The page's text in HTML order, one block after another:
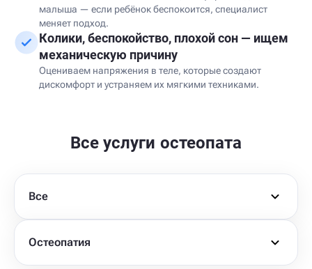
малыша — если ребёнок беспокоится, специалист
меняет подход.
Колики, беспокойство, плохой сон — ищем
механическую причину
Оцениваем напряжения в теле, которые создают
дискомфорт и устраняем их мягкими техниками.
Все услуги остеопата
Все
Остеопатия